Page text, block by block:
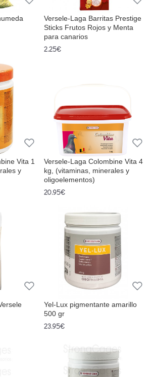
Versele-Laga Barritas Prestige
Sticks Frutos Rojos y Menta
para canarios
2.25€
Vita 1
y
Versele-Laga Colombine Vita 4
kg, (vitaminas, minerales y
oligoelementos)
20.95€
Yel-Lux pigmentante amarillo
500 gr
23.95€